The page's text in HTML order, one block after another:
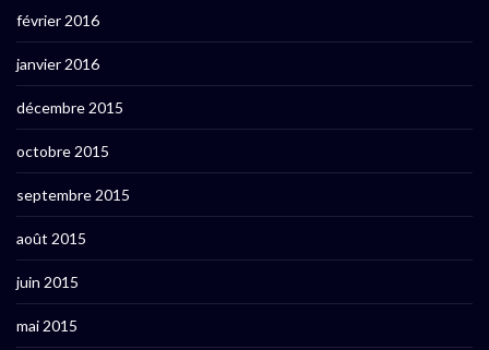
février 2016
janvier 2016
décembre 2015
octobre 2015
septembre 2015
août 2015
juin 2015
mai 2015